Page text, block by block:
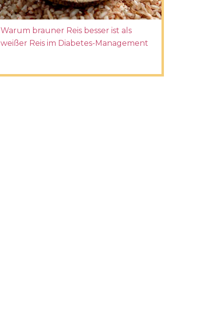
Warum brauner Reis besser ist als
weißer Reis im Diabetes-Management